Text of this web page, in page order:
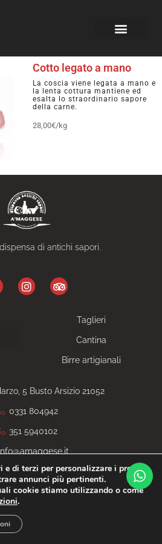
Cotto legato a mano
La coscia viene legata a mano e
la lenta cottura mantiene ed
esalta lo straordinario sapore
della carne.
28,00€/kg
di antichi sapori.
Taglieri
Cantina
Birre artigianali
5 Busto Arsizio 21052
0331 804942
351 5940102
SalumeriaDegusteria
ApericenaCocktail
sito è attendibile
e di terzi per personalizzare i propri
annunci più pertinenti.
cookie stiamo utilizzando o come
.